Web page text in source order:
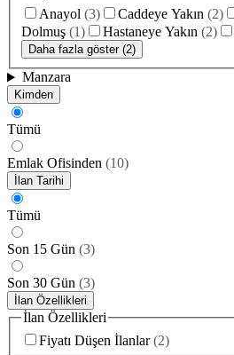
Anayol (3) Caddeye Yakın (2)
Dolmuş (1) Hastaneye Yakın (2)
Daha fazla göster (2)
Manzara
Kimden
Tümü
Emlak Ofisinden (10)
İlan Tarihi
Tümü
Son 15 Gün (3)
Son 30 Gün (3)
İlan Özellikleri
İlan Özellikleri
Fiyatı Düşen İlanlar (2)